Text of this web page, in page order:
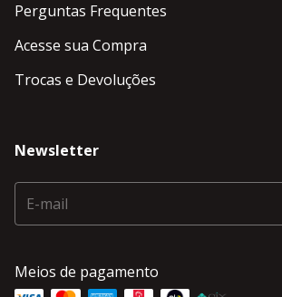
Perguntas Frequentes
Acesse sua Compra
Trocas e Devoluções
Newsletter
Meios de pagamento